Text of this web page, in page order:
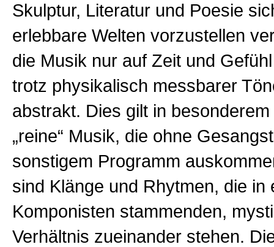
Skulptur, Literatur und Poesie
erlebbare Welten vorzustellen
die Musik nur auf Zeit und
trotz physikalisch messbarer
abstrakt. Dies gilt in
„reine“ Musik, die ohne
sonstigem Programm
sind Klänge und Rhytmen, die in
Komponisten stammenden,
Verhältnis zueinander stehen.